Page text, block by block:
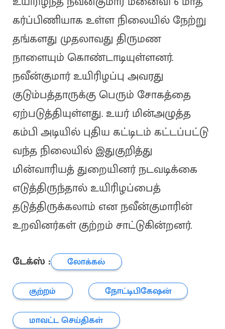
கர்ப்பிணியாக உள்ள நிலையில் நேற்று
தங்களது முதலாவது திருமண
நாளையும் கொண்டாடியுள்ளனர்.
நவீன்குமார் உயிரிழப்பு அவரது
குடும்பத்தாருக்கு பெரும் சோகத்தை
ஏற்படுத்தியுள்ளது. உயர் மின்அழுத்த
கம்பி அடியில் புதிய கட்டிடம் கட்டப்பட்டு
வந்த நிலையில் இதுகுறித்து
மின்வாரியத் துறையினர் நடவடிக்கை
எடுத்திருந்தால் உயிரிழப்பைத்
தடுத்திருக்கலாம் என நவீன்குமாரின்
உறவினர்கள் குற்றம் சாட்டுகின்றனர்.
டேக்ஸ் :
லோக்கல்
குற்றம்
நோட்டிபிகேஷன்
மாவட்ட செய்திகள்